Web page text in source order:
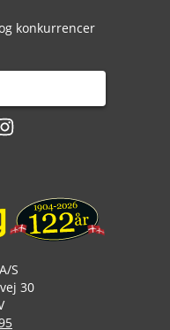
konkurrencer
S
30